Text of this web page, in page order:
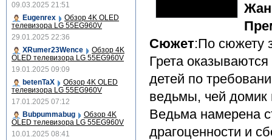
Сюжет:По сюжету
Грета
детей по
ведьмы, чей домик
Ведьма намерена
драгоценности и
09.03.2025 21:51
Eugenrex
Обзор 4K OLED
телевизора LG 55EG960V
29.01.2025 22:36
XRumer23Wence
Обзор 4K
OLED телевизора LG 55EG960V
19.01.2025 09:09
betenTaX
Обзор 4K OLED
телевизора LG 55EG960V
17.01.2025 07:12
Bubpummabug
Обзор 4K
OLED телевизора LG 55EG960V
10.01.2025 08:41